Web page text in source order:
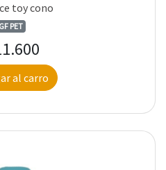
toy cono
GF PET
al carro